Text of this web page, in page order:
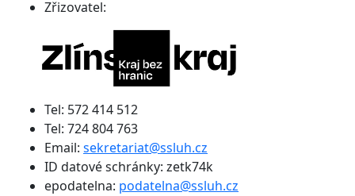
Zřizovatel:
Tel: 572 414 512
Tel: 724 804 763
Email: sekretariat@ssluh.cz
ID datové schránky: zetk74k
epodatelna: podatelna@ssluh.cz